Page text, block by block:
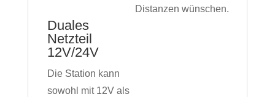
Distanzen wünschen.
Duales
Netzteil
12V/24V
Die Station kann
sowohl mit 12V als